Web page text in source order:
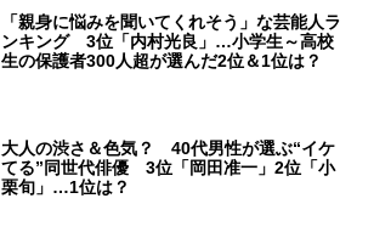
「親身に悩みを聞いてくれそう」な芸能人ラ
ンキング 3位「内村光良」…小学生～高校
生の保護者300人超が選んだ2位＆1位は？
大人の渋さ＆色気？ 40代男性が選ぶ“イケ
てる”同世代俳優 3位「岡田准一」2位「小
栗旬」…1位は？